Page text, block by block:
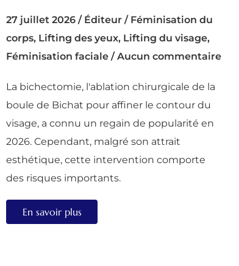
27 juillet 2026 / Éditeur / Féminisation du
corps, Lifting des yeux, Lifting du visage,
Féminisation faciale / Aucun commentaire
La bichectomie, l'ablation chirurgicale de la
boule de Bichat pour affiner le contour du
visage, a connu un regain de popularité en
2026. Cependant, malgré son attrait
esthétique, cette intervention comporte
des risques importants.
En savoir plus